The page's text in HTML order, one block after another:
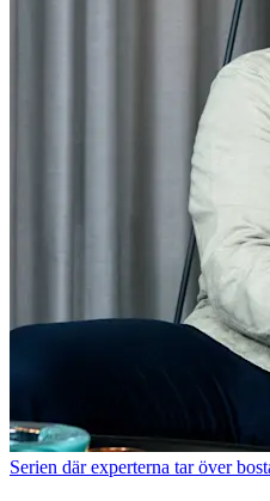
Serien där experterna tar över